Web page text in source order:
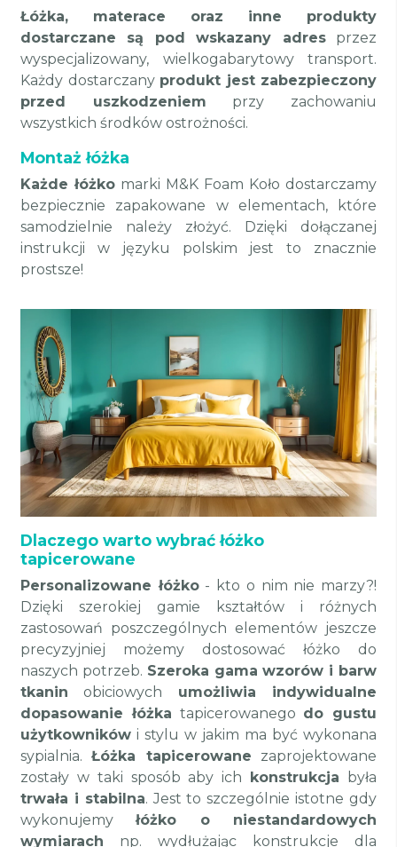
Łóżka, materace oraz inne produkty
dostarczane są pod wskazany adresprzez
wyspecjalizowany, wielkogabarytowy transport.
Każdy dostarczany produkt jest zabezpieczony
przed uszkodzeniem przy zachowaniu
wszystkich środków ostrożności.
Montaż łóżka
Każde łóżko marki M&K Foam Koło dostarczamy
bezpiecznie zapakowane w elementach, które
samodzielnie należy złożyć. Dzięki dołączanej
instrukcji w języku polskim jest to znacznie
prostsze!
Dlaczego warto wybrać łóżko
tapicerowane
Personalizowane łóżko- kto o nim nie marzy?!
Dzięki szerokiej gamie kształtów i różnych
zastosowań poszczególnych elementów jeszcze
precyzyjniej możemy dostosować łóżko do
naszych potrzeb. Szeroka gama wzorów i barw
tkanin obiciowych umożliwia indywidualne
dopasowanie łóżka tapicerowanego do gustu
użytkowników i stylu w jakim ma być wykonana
sypialnia.Łóżka tapicerowane zaprojektowane
zostały w taki sposób aby ich
konstrukcja była
trwała i stabilna. Jest to szczególnie istotne gdy
wykonujemyłóżko o niestandardowych
wymiarach np. wydłużając konstrukcje dla